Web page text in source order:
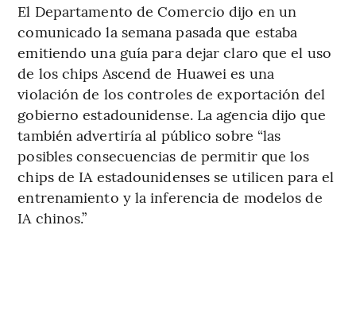
El Departamento de Comercio dijo en un
comunicado la semana pasada que estaba
emitiendo una guía para dejar claro que el uso
de los chips Ascend de Huawei es una
violación de los controles de exportación del
gobierno estadounidense. La agencia dijo que
también advertiría al público sobre “las
posibles consecuencias de permitir que los
chips de IA estadounidenses se utilicen para el
entrenamiento y la inferencia de modelos de
IA chinos.”